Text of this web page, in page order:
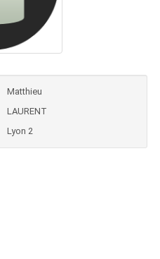
Matthieu
LAURENT
Lyon 2